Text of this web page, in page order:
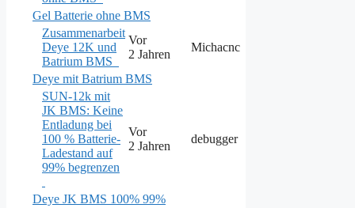
Gel Batterie ohne BMS
Zusammenarbeit
Deye 12K und
Batrium BMS
Vor
2 Jahren
Michacnc
Deye mit Batrium BMS
SUN-12k mit
JK BMS: Keine
Entladung bei
100 % Batterie-
Ladestand auf
99% begrenzen
Vor
2 Jahren
debugger
Deye JK BMS 100% 99%